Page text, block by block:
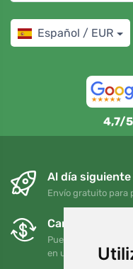
Español / EUR
4,7/5
Al día
Envío gratuito para
Cambios y
Puede devolver o
en un plazo de 90